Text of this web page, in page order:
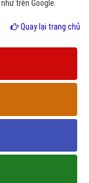
trên Google.
Quay lại trang chủ